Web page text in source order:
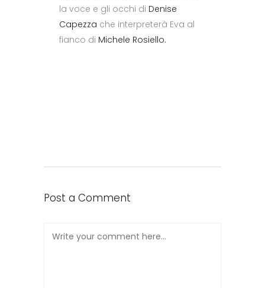
la voce e gli occhi di Denise
Capezza che interpreterà Eva al
fianco di Michele Rosiello.
Post a Comment